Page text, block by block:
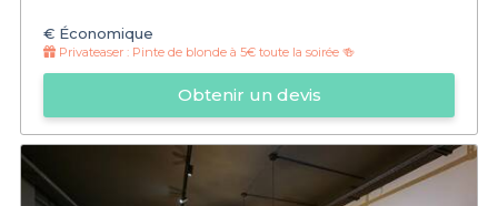
€ Économique
Privateaser : Pinte de blonde à 5€ toute la soirée 🍻
Obtenir un devis